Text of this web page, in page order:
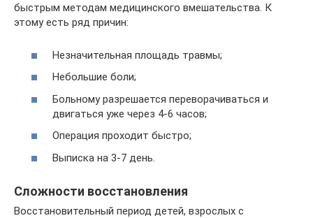
быстрым методам медицинского вмешательства. К
этому есть ряд причин:
Незначительная площадь травмы;
Небольшие боли;
Больному разрешается переворачиваться и
двигаться уже через 4-6 часов;
Операция проходит быстро;
Выписка на 3-7 день.
Сложности восстановления
Восстановительный период детей, взрослых с